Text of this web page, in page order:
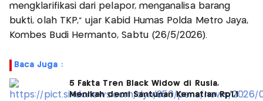
mengklarifikasi dari pelapor, menganalisa barang
bukti, olah TKP," ujar Kabid Humas Polda Metro Jaya,
Kombes Budi Hermanto, Sabtu (26/5/2026).
Baca Juga :
5 Fakta Tren Black Widow di Rusia,
Menikah demi Santunan Kematian Rp1,1